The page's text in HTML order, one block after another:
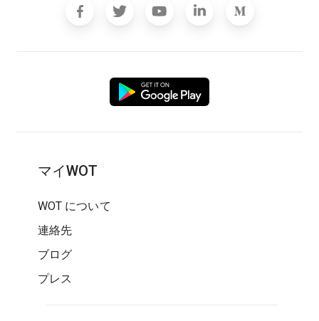
マイWOT
WOT について
連絡先
ブログ
プレス